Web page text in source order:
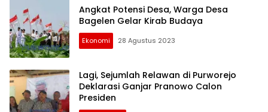
Angkat Potensi Desa, Warga Desa
Bagelen Gelar Kirab Budaya
Ekonomi 28 Agustus 2023
Lagi, Sejumlah Relawan di Purworejo
Deklarasi Ganjar Pranowo Calon
Presiden